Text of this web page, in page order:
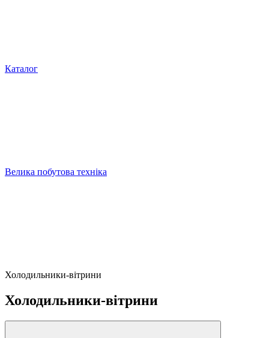
Каталог
Велика побутова техніка
Холодильники-вітрини
Холодильники-вітрини